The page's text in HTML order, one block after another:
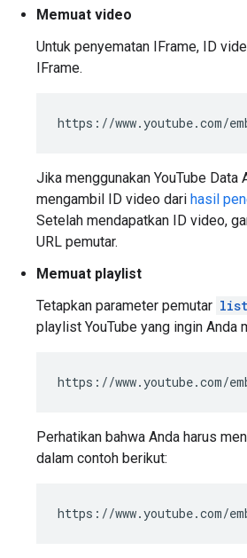
Memuat video
Untuk penyematan IFrame, ID
IFrame.
https://www.youtube.com/
Jika menggunakan YouTube
mengambil ID video dari hasil
Setelah mendapatkan ID video,
URL pemutar.
Memuat playlist
Tetapkan parameter pemutar
playlist YouTube yang ingin Anda
https://www.youtube.com/
Perhatikan bahwa Anda harus
dalam contoh berikut:
https://www.youtube.com/